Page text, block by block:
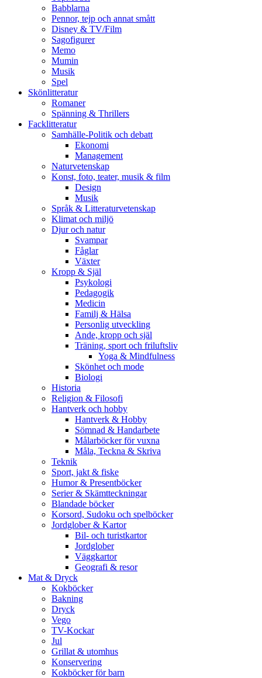
Babblarna
Pennor, tejp och annat smått
Disney & TV/Film
Sagofigurer
Memo
Mumin
Musik
Spel
Skönlitteratur
Romaner
Spänning & Thrillers
Facklitteratur
Samhälle-Politik och debatt
Ekonomi
Management
Naturvetenskap
Konst, foto, teater, musik & film
Design
Musik
Språk & Litteraturvetenskap
Klimat och miljö
Djur och natur
Svampar
Fåglar
Växter
Kropp & Själ
Psykologi
Pedagogik
Medicin
Familj & Hälsa
Personlig utveckling
Ande, kropp och själ
Träning, sport och friluftsliv
Yoga & Mindfulness
Skönhet och mode
Biologi
Historia
Religion & Filosofi
Hantverk och hobby
Hantverk & Hobby
Sömnad & Handarbete
Målarböcker för vuxna
Måla, Teckna & Skriva
Teknik
Sport, jakt & fiske
Humor & Presentböcker
Serier & Skämtteckningar
Blandade böcker
Korsord, Sudoku och spelböcker
Jordglober & Kartor
Bil- och turistkartor
Jordglober
Väggkartor
Geografi & resor
Mat & Dryck
Kokböcker
Bakning
Dryck
Vego
TV-Kockar
Jul
Grillat & utomhus
Konservering
Kokböcker för barn